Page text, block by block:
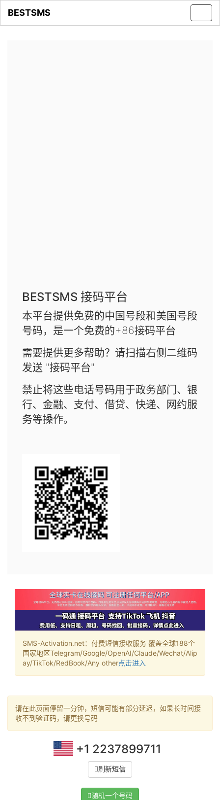
BESTSMS
BESTSMS 接码平台
本平台提供免费的中国号段和美国号段
号码，是一个免费的+86接码平台
需要提供更多帮助？请扫描右侧二维码
发送 "接码平台"
禁止将这些电话号码用于政务部门、银
行、金融、支付、借贷、快递、网约服
务等操作。
SMS-Activation.net：付费短信接收服务 覆盖全球188个
国家地区Telegram/Google/OpenAI/Claude/Wechat/Alip
ay/TikTok/RedBook/Any other点击进入
请在此页面停留一分钟，短信可能有部分延迟，如果长时间接
收不到验证码，请更换号码
+1 2237899711
刷新短信
随机一个号码